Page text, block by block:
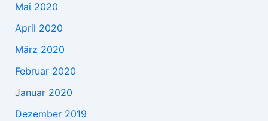
Mai 2020
April 2020
März 2020
Februar 2020
Januar 2020
Dezember 2019